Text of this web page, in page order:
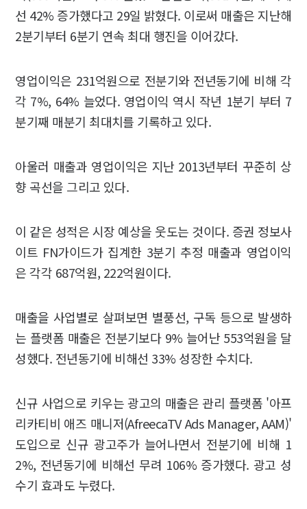
선 42% 증가했다고 29일 밝혔다. 이로써 매출은 지난해
2분기부터 6분기 연속 최대 행진을 이어갔다.
영업이익은 231억원으로 전분기와 전년동기에 비해 각
각 7%, 64% 늘었다. 영업이익 역시 작년 1분기 부터 7
분기째 매분기 최대치를 기록하고 있다.
아울러 매출과 영업이익은 지난 2013년부터 꾸준히 상
향 곡선을 그리고 있다.
이 같은 성적은 시장 예상을 웃도는 것이다. 증권 정보사
이트 FN가이드가 집계한 3분기 추정 매출과 영업이익
은 각각 687억원, 222억원이다.
매출을 사업별로 살펴보면 별풍선, 구독 등으로 발생하
는 플랫폼 매출은 전분기보다 9% 늘어난 553억원을 달
성했다. 전년동기에 비해선 33% 성장한 수치다.
신규 사업으로 키우는 광고의 매출은 관리 플랫폼 '아프
리카티비 애즈 매니저(AfreecaTV Ads Manager, AAM)'
도입으로 신규 광고주가 늘어나면서 전분기에 비해 1
2%, 전년동기에 비해선 무려 106% 증가했다. 광고 성
수기 효과도 누렸다.